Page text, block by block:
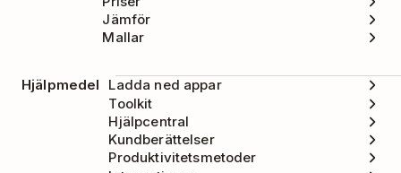
Jämför
Mallar
Hjälpmedel
Ladda ned appar
Toolkit
Hjälpcentral
Kundberättelser
Produktivitetsmetoder